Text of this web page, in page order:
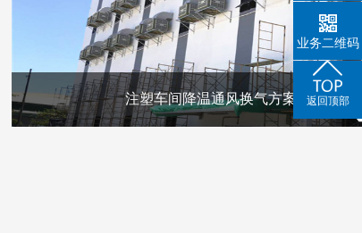
注塑车间降温通风换气方案
业务二维码
返回顶部